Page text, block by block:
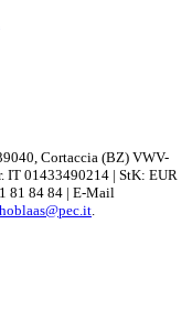
Cortaccia (BZ) VWV-
IT 01433490214 | StK: EUR
81 84 84 | E-Mail